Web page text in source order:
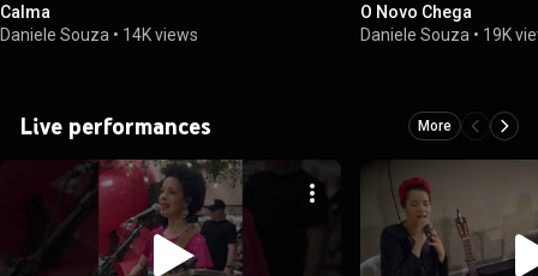
Calma
Daniele Souza • 14K views
O Novo Chega
Daniele Souza • 19K
Live performances More